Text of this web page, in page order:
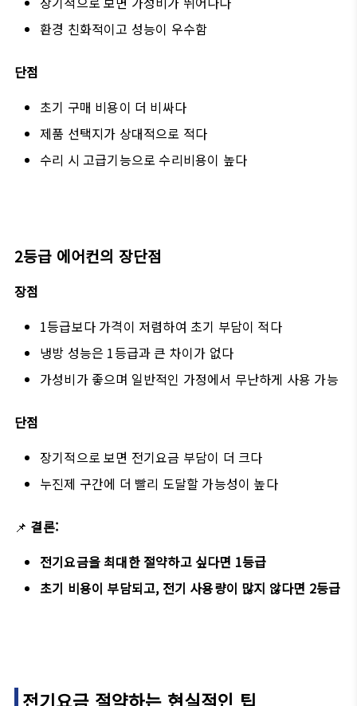
환경 친화적이고 성능이 우수함
단점
초기 구매 비용이 더 비싸다
제품 선택지가 상대적으로 적다
수리 시 고급기능으로 수리비용이 높다
2등급 에어컨의 장단점
장점
1등급보다 가격이 저렴하여 초기 부담이 적다
냉방 성능은 1등급과 큰 차이가 없다
가성비가 좋으며 일반적인 가정에서 무난하게 사용 가능
단점
장기적으로 보면 전기요금 부담이 더 크다
누진제 구간에 더 빨리 도달할 가능성이 높다
📌 결론:
전기요금을 최대한 절약하고 싶다면 1등급
초기 비용이 부담되고, 전기 사용량이 많지 않다면 2등급
전기요금 절약하는 현실적인 팁